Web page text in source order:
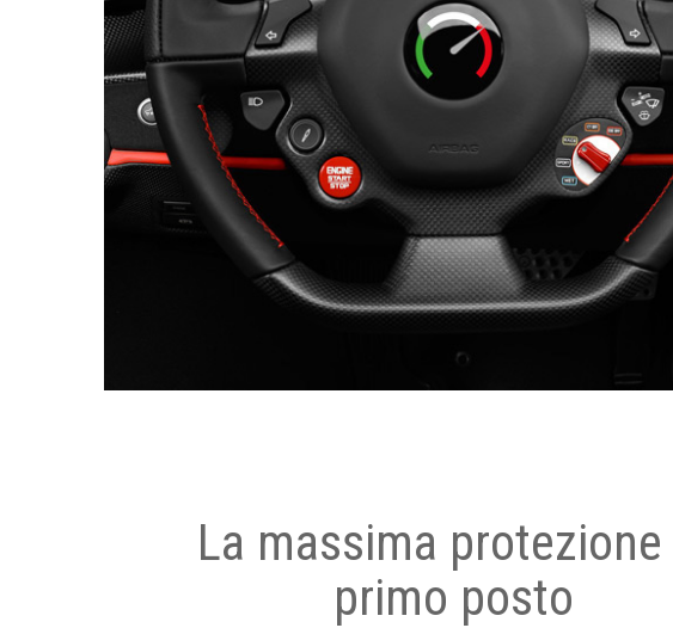
La massima protezione
primo posto